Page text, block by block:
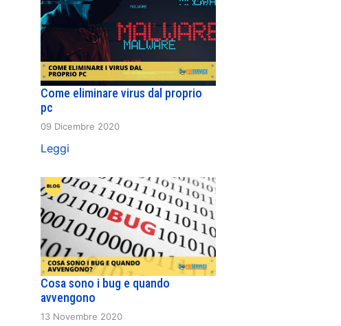
Come eliminare virus dal proprio
pc
09 Dicembre 2020
Leggi
Cosa sono i bug e quando
avvengono
13 Novembre 2020